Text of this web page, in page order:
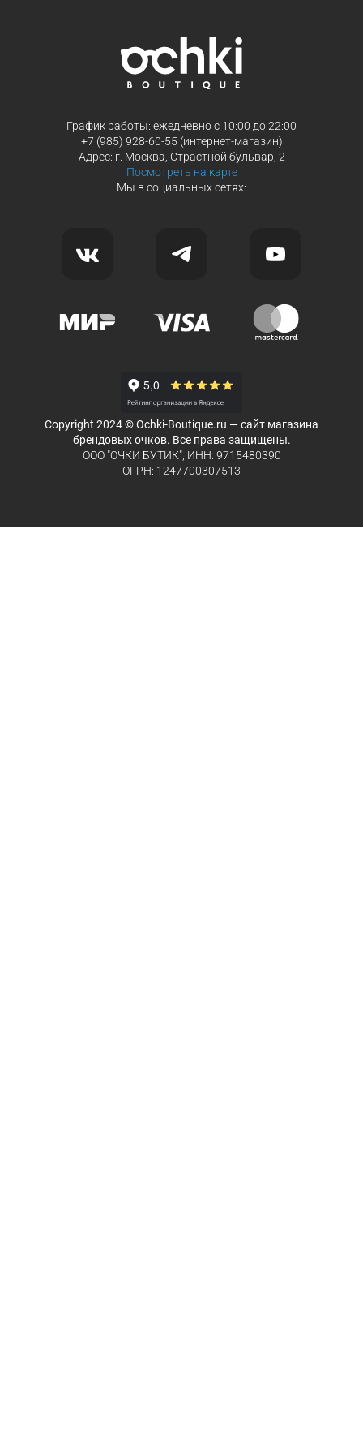
График работы: ежедневно с 10:00 до 22:00
+7 (985) 928-60-55 (интернет-магазин)
Адрес: г. Москва, Страстной бульвар, 2
Посмотреть на карте
Мы в социальных сетях:
Copyright 2024 © Ochki-Boutique.ru — сайт магазина
брендовых очков. Все права защищены.
ООО "ОЧКИ БУТИК", ИНН: 9715480390
ОГРН: 1247700307513